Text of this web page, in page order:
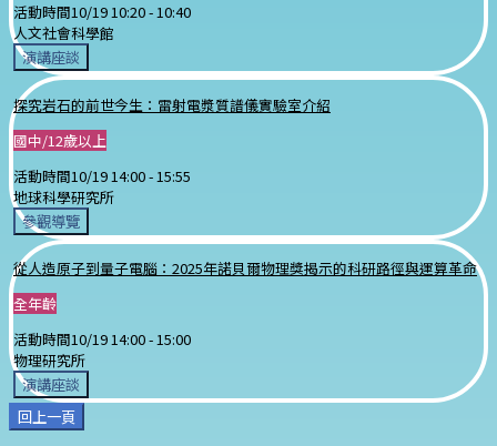
活動時間10/19 10:20 -10:40
人文社會科學館
演講座談
探究岩石的前世今生：雷射電漿質譜儀實驗室介紹
國中/12歲以上
活動時間10/19 14:00 - 15:55
地球科學研究所
參觀導覽
從人造原子到量子電腦：2025年諾貝爾物理獎揭示的科研路徑與運算革命
全年齡
活動時間10/19 14:00 -15:00
物理研究所
演講座談
回上一頁